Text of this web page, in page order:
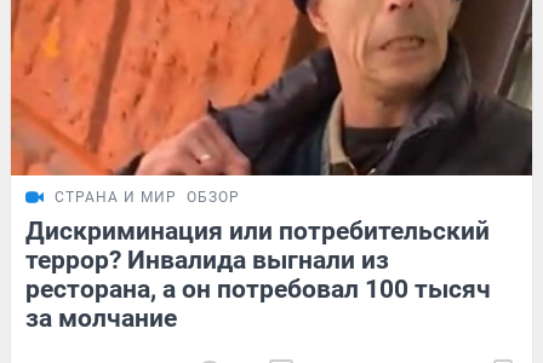
СТРАНА И МИР ОБЗОР
Дискриминация или потребительский
террор? Инвалида выгнали из
ресторана, а он потребовал 100 тысяч
за молчание